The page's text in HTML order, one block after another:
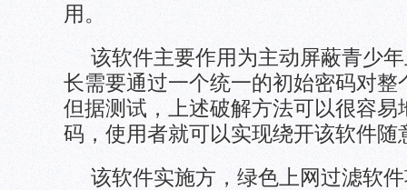
用。
该软件主要作用为主动屏蔽青少
长需要通过一个统一的初始密码对整
但据测试，上述破解方法可以很容易
码，使用者就可以实现绕开该软件随
该软件实施方，绿色上网过滤软